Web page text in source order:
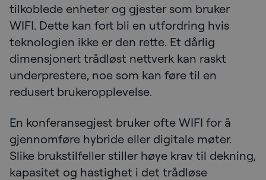
tilkoblede enheter og gjester som bruker
WIFI. Dette kan fort bli en utfordring hvis
teknologien ikke er den rette. Et dårlig
dimensjonert trådløst nettverk kan raskt
underprestere, noe som kan føre til en
redusert brukeropplevelse.
En konferansegjest bruker ofte WIFI for å
gjennomføre hybride eller digitale møter.
Slike brukstilfeller stiller høye krav til dekning,
kapasitet og hastighet i det trådløse